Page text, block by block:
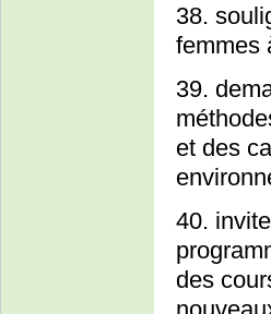
38.
femmes
39.
et des
40.
des